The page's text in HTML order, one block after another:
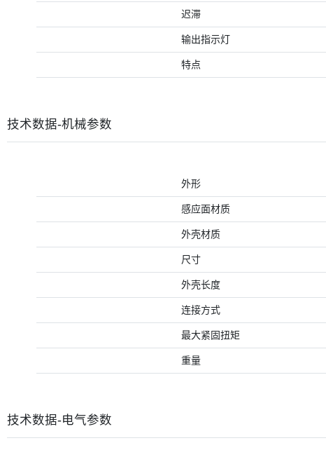
迟滞
输出指示灯
特点
技术数据-机械参数
外形
感应面材质
外壳材质
尺寸
外壳长度
连接方式
最大紧固扭矩
重量
技术数据-电气参数